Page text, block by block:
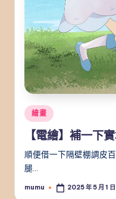
Posted
in
繪畫
【電繪】補一下
順便借一下隔壁棚調皮
腿…
Posted
mumu 2025 年 5 月 1 日